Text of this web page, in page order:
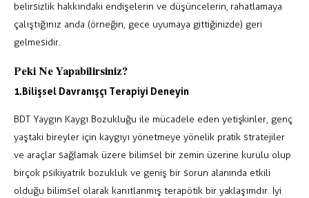
belirsizlik hakkındaki endişelerin ve düşüncelerin, rahatlamaya
çalıştığınız anda (örneğin, gece uyumaya gittiğinizde) geri
gelmesidir.
Peki Ne Yapabilirsiniz?
1.Bilişsel Davranışçı Terapiyi Deneyin
BDT Yaygın Kaygı Bozukluğu ile mücadele eden yetişkinler, genç
yaştaki bireyler için kaygıyı yönetmeye yönelik pratik stratejiler
ve araçlar sağlamak üzere bilimsel bir zemin üzerine kurulu olup
birçok psikiyatrik bozukluk ve geniş bir sorun alanında etkili
olduğu bilimsel olarak kanıtlanmış terapötik bir yaklaşımdır. İyi